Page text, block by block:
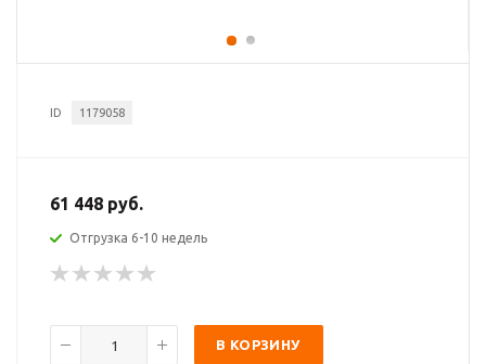
ID 1179058
61 448 руб.
Отгрузка 6-10 недель
В КОРЗИНУ